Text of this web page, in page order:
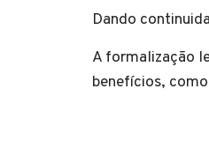
Dando
A formalização
benefícios,